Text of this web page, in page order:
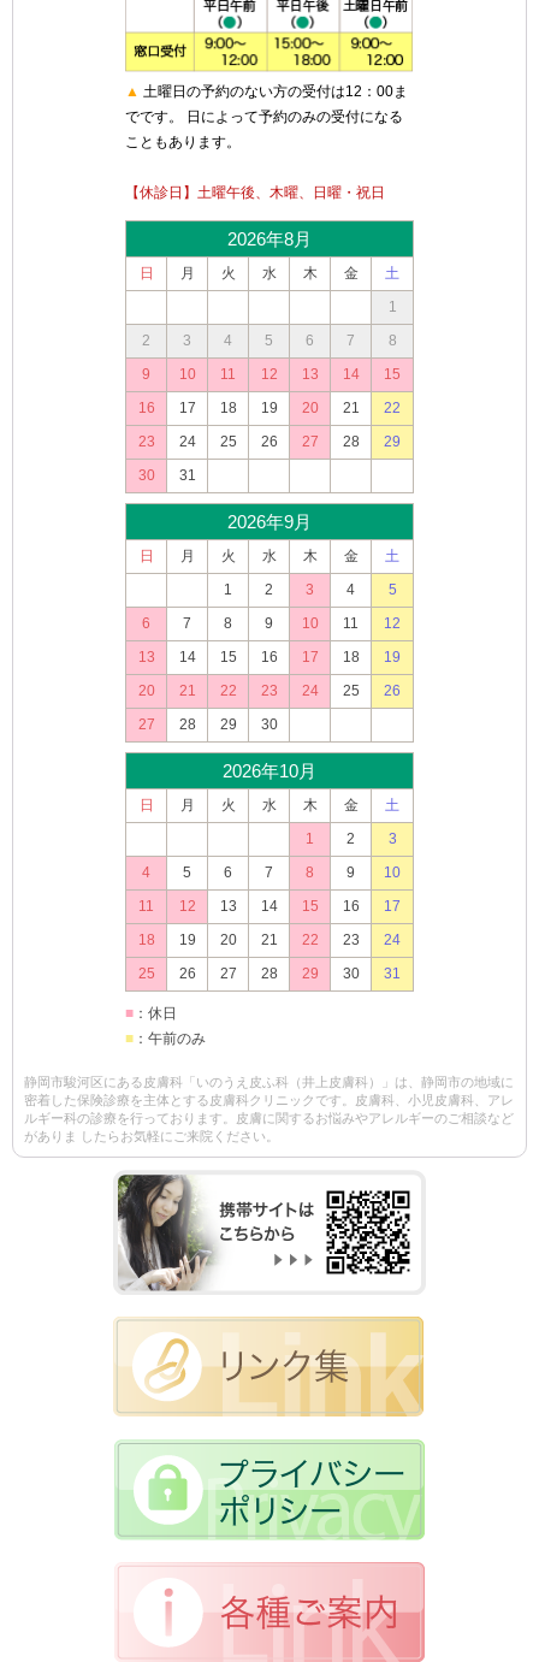
▲ 土曜日の予約のない方の受付は12：00ま
でです。 日によって予約のみの受付になる
こともあります。
【休診日】土曜午後、木曜、日曜・祝日
2026年8月
日 月 火 水 木 金
土
1
2
3 4 5 6 7
8
9
10 11 12 13 14
15
16
17 18 19 20 21
22
23
24 25 26 27 28
29
30
31
2026年9月
日 月 火 水 木 金
土
1
2 3 4
5
6
7 8 9 10 11
12
13
14 15 16 17 18
19
20
21 22 23 24 25
26
27
28 29 30
2026年10月
日 月 火 水 木 金
土
1
2
3
4
5 6 7 8 9
10
11
12 13 14 15 16
17
18
19 20 21 22 23
24
25
26 27 28 29 30 31
■ ：休日
■ ：午前のみ
静岡市駿河区にある皮膚科「いのうえ皮ふ科（井上皮膚科）」は、静岡市の地域に
密着した保険診療を主体とする皮膚科クリニックです。皮膚科、小児皮膚科、アレ
ルギー科の診療を行っております。皮膚に関するお悩みやアレルギーのご相談など
がありま したらお気軽にご来院ください。